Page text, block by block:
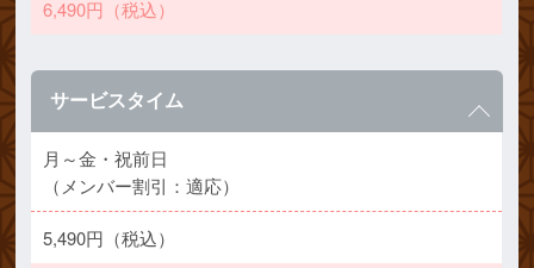
6,490円（税込）
サービスタイム
月～金・祝前日
（メンバー割引：適応）
5,490円（税込）